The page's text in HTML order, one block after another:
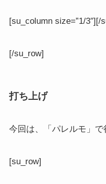
[su_column size=”1/3″][/
[/su_row]
打ち上げ
今回は、「パレルモ」で
[su_row]